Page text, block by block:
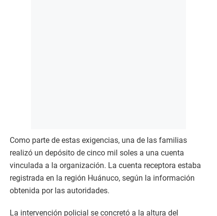
Como parte de estas exigencias, una de las familias
realizó un depósito de cinco mil soles a una cuenta
vinculada a la organización. La cuenta receptora estaba
registrada en la región Huánuco, según la información
obtenida por las autoridades.
La intervención policial se concretó a la altura del